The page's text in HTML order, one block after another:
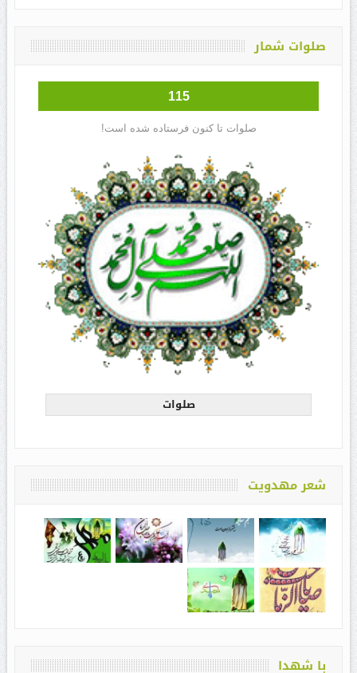
صلوات شمار
115
صلوات تا کنون فرستاده شده است!
صلوات
شعر مهدویت
با شهدا